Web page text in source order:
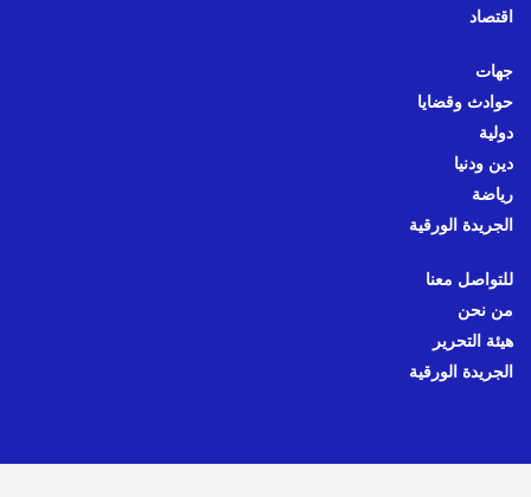
اقتصاد
جهات
حوادث وقضايا
دولية
دين ودنيا
رياضة
الجريدة الورقية
للتواصل معنا
من نحن
هيئة التحرير
الجريدة الورقية